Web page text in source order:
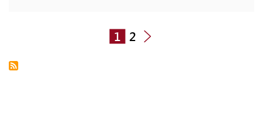
1 2